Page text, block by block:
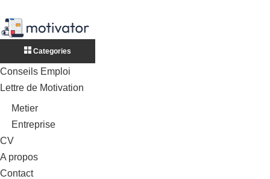
Categories
Conseils Emploi
Lettre de Motivation
Metier
Entreprise
CV
A propos
Contact